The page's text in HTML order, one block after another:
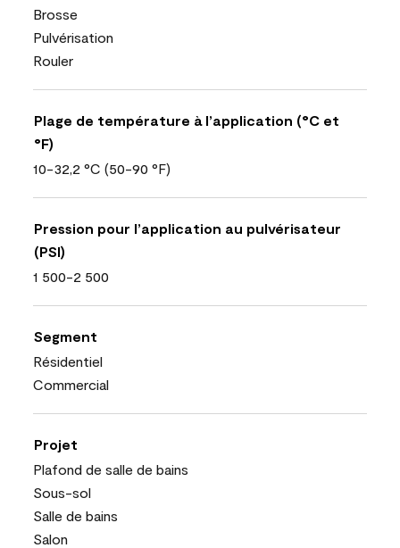
Brosse
Pulvérisation
Rouler
Plage de température à l’application (°C et
°F)
10-32,2 °C (50-90 °F)
Pression pour l’application au pulvérisateur
(PSI)
1 500-2 500
Segment
Résidentiel
Commercial
Projet
Plafond de salle de bains
Sous-sol
Salle de bains
Salon